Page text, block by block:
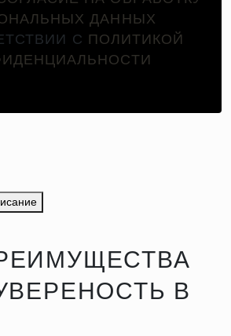
ДАННЫХ
С ПОЛИТИКОЙ
В